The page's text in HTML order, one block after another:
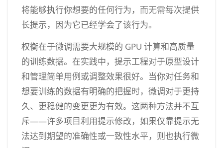
将能够执行你想要的任何行为，而无需每次提供
长提示，因为它已经学会了该行为。
权衡在于微调需要大规模的 GPU 计算和高质量
的训练数据。在实践中，提示工程对于原型设计
和管理简单用例或调整效果很好。当你对任务和
想要训练的数据有明确的把握时，微调对于更持
久、更稳健的变更更为有效。这两种方法并不互
斥——许多项目利用提示修改，如果仅靠提示无
法达到期望的准确性或一致性水平，则也执行微